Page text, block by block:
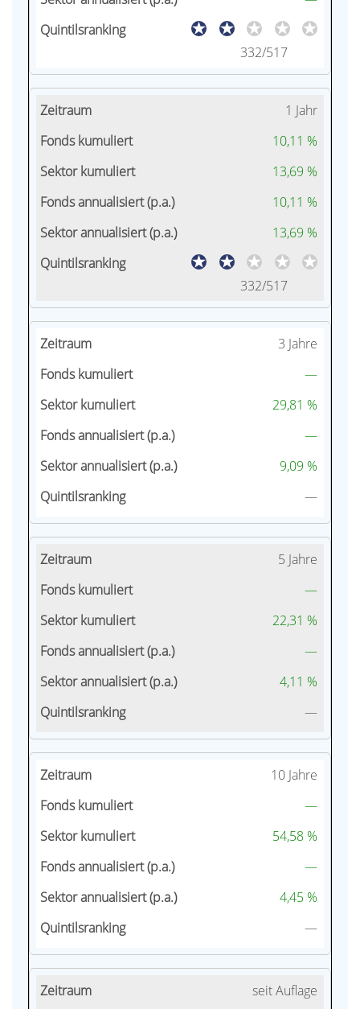
332/517
1 Jahr
10,11 %
13,69 %
10,11 %
13,69 %
332/517
3 Jahre
—
29,81 %
—
9,09 %
—
5 Jahre
—
22,31 %
—
4,11 %
—
10 Jahre
—
54,58 %
—
4,45 %
—
seit Auflage